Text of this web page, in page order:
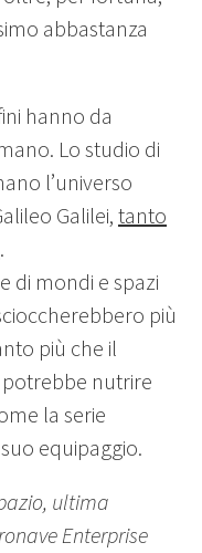
abbastanza
hanno da
Lo studio di
l’universo
Galilei, tanto
.
di mondi e spazi
più
più che il
nutrire
la serie
equipaggio.
ultima
Enterprise